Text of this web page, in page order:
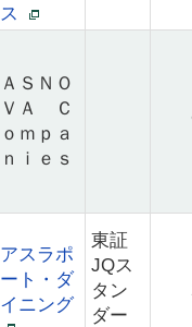
ス
ＡＳＮＯ
ＶＡ Ｃ
ｏｍｐａ
ｎｉｅｓ
アスラポ
ート・ダ
イニング
東証
JQス
タン
ダー